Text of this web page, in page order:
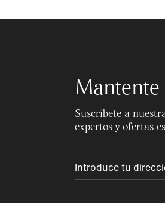
Suscríbete a
expertos y ofertas